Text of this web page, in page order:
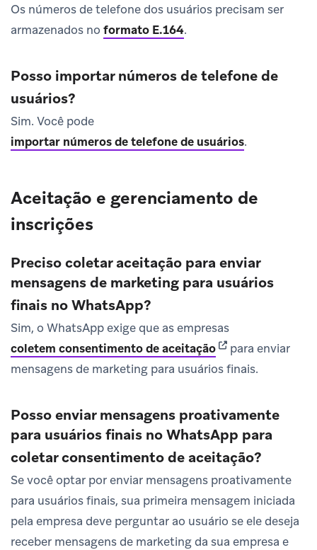
Os números de telefone dos usuários precisam ser
armazenados no formato E.164.
Posso importar números de telefone de
usuários?
Sim. Você pode
importar números de telefone de usuários.
Aceitação e gerenciamento de
inscrições
Preciso coletar aceitação para enviar
mensagens de marketing para usuários
finais no WhatsApp?
Sim, o WhatsApp exige que as empresas
coletem consentimento de aceitação(opens in new tab)
para enviar
mensagens de marketing para usuários finais.
Posso enviar mensagens proativamente
para usuários finais no WhatsApp para
coletar consentimento de aceitação?
Se você optar por enviar mensagens proativamente
para usuários finais, sua primeira mensagem iniciada
pela empresa deve perguntar ao usuário se ele deseja
receber mensagens de marketing da sua empresa e